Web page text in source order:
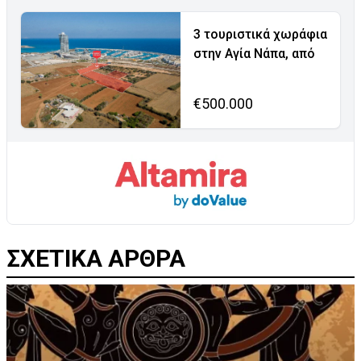
3 τουριστικά χωράφια
στην Αγία Νάπα, από
€500.000
ΣΧΕΤΙΚΑ ΑΡΘΡΑ